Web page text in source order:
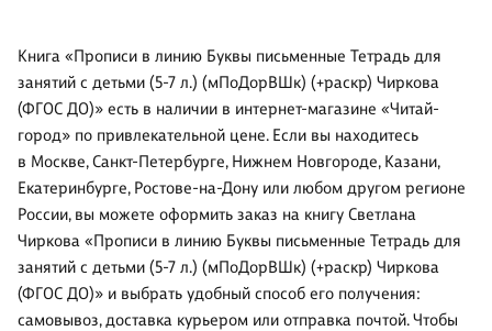
Книга «Прописи в линию Буквы письменные Тетрадь для
занятий с детьми (5-7 л.) (мПоДорВШк) (+раскр) Чиркова
(ФГОС ДО)» есть в наличии в интернет-магазине «Читай-
город» по привлекательной цене. Если вы находитесь
в Москве, Санкт-Петербурге, Нижнем Новгороде, Казани,
Екатеринбурге, Ростове-на-Дону или любом другом регионе
России, вы можете оформить заказ на книгу Светлана
Чиркова «Прописи в линию Буквы письменные Тетрадь для
занятий с детьми (5-7 л.) (мПоДорВШк) (+раскр) Чиркова
(ФГОС ДО)» и выбрать удобный способ его получения:
самовывоз, доставка курьером или отправка почтой. Чтобы